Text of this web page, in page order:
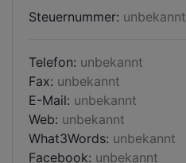
Steuernummer: unbekannt
Telefon: unbekannt
Fax: unbekannt
E-Mail: unbekannt
Web: unbekannt
What3Words: unbekannt
Facebook: unbekannt